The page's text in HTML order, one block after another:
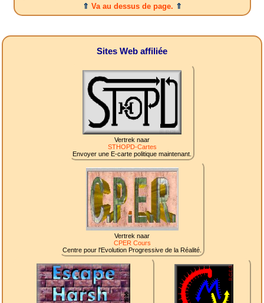
⇑ Va au dessus de page. ⇑
Sites Web affiliée
Vertrek naar
STHOPD-Cartes
Envoyer une E-carte politique maintenant.
Vertrek naar
CPER Cours
Centre pour l'Evolution Progressive de la Réalité.